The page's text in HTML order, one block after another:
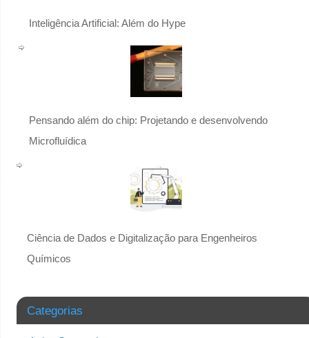
Inteligência Artificial: Além do Hype
Pensando além do chip: Projetando e desenvolvendo
Microfluídica
Ciência de Dados e Digitalização para Engenheiros
Químicos
Categorias